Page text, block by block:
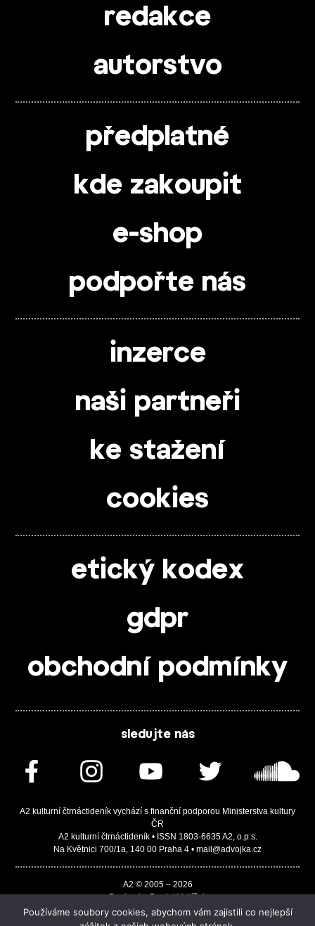
redakce
autorstvo
předplatné
kde zakoupit
e-shop
podpořte nás
inzerce
naši partneři
ke stažení
cookies
etický kodex
gdpr
obchodní podmínky
sledujte nás
A2 kulturní čtrnáctideník vychází s finanční podporou Ministerstva kultury
ČR
A2 kulturní čtrnáctideník • ISSN 1803-6635 A2, o.p.s.
Na Květnici 700/1a, 140 00 Praha 4 • mail@advojka.cz
A2 © 2005 – 2026
Design by Daniel Vojtíšek
Built by JASA-IT & ChSoft
Používáme soubory cookies, abychom vám zajistili co nejlepší